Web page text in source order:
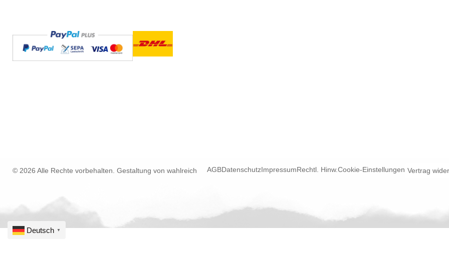
© 2026 Alle Rechte vorbehalten. Gestaltung von wahlreich AGBDatenschutzImpressumRechtl. Hinw.Cookie-Einstellungen Vertrag
Deutsch ▼